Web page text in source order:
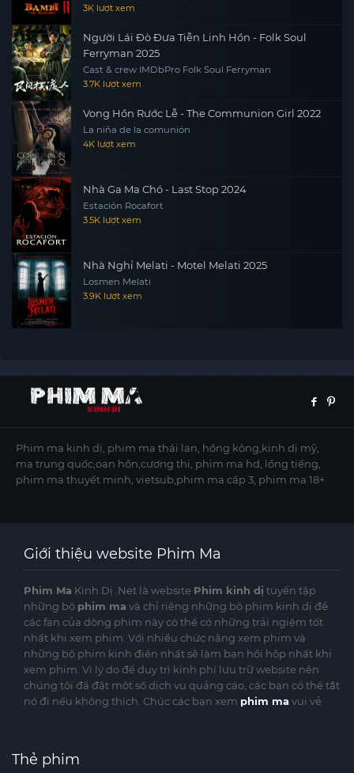
3K lượt xem
Người Lái Đò Đưa Tiễn Linh Hồn - Folk Soul
Ferryman 2025
Cast & crew IMDbPro Folk Soul Ferryman
3.7K lượt xem
Vong Hồn Rước Lễ - The Communion Girl 2022
La niña de la comunión
4K lượt xem
Nhà Ga Ma Chó - Last Stop 2024
Estación Rocafort
3.5K lượt xem
Nhà Nghỉ Melati - Motel Melati 2025
Losmen Melati
3.9K lượt xem
Phim ma kinh dị, phim ma thái lan, hồng kông,kinh dị mỹ,
ma trung quốc,oan hồn,cương thi, phim ma hd, lồng tiếng,
phim ma thuyết minh, vietsub,phim ma cấp 3, phim ma 18+
Giới thiệu website Phim Ma
Phim Ma Kinh Dị .Net là website Phim kinh dị tuyển tập
những bộ phim ma và chỉ riêng những bộ phim kinh dị để
các fan của dòng phim này có thể có những trải ngiệm tốt
nhất khi xem phim. Với nhiều chức năng xem phim và
những bộ phim kinh điển nhất sẽ làm bạn hồi hộp nhất khi
xem phim. Vì lý do để duy trì kinh phí lưu trữ website nên
chúng tôi đã đặt một số dịch vụ quảng cáo, các bạn có thể tắt
nó đi nếu không thích. Chúc các bạn xem phim mavui vẻ
Thẻ phim